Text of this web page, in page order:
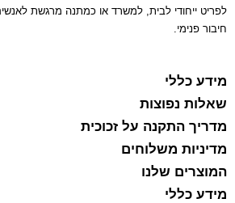
לפריט ייחודי לבית, למשרד או כמתנה מרגשת
חיבור פנימי.
מידע כללי
שאלות נפוצות
מדריך התקנה על זכוכית
מדיניות משלוחים
המוצרים שלנו
מידע כללי